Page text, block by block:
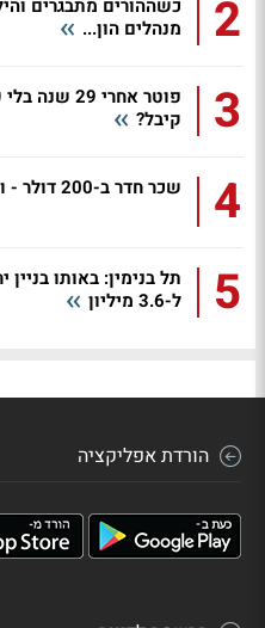
2
כשההורים מתבגרים
מנהלים הון...
3
קיבל?
4 שכר חדר ב-200 דולר - וזכה במחצית מדירת המנוחה
5
ל-3.6 מיליון
הורדת אפליקציה